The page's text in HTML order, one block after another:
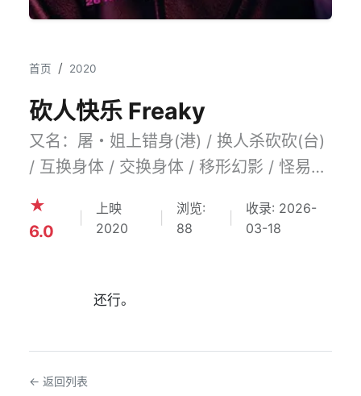
首页 2020
砍人快乐 Freaky
又名：屠・姐上错身(港) / 换人杀砍砍(台)
/ 互换身体 / 交换身体 / 移形幻影 / 怪易
★
6.0
上映
2020
浏览:
88
收录: 2026-
03-18
                还行。
← 返回列表